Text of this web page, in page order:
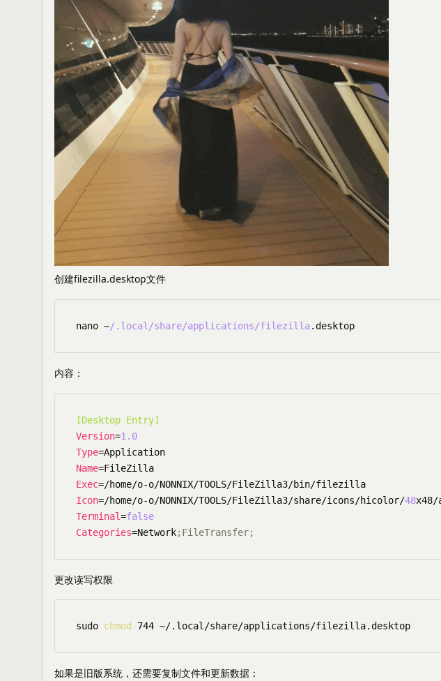
创建filezilla.desktop文件
nano ~/.local/share/applications/filezilla .desktop
内容：
[Desktop Entry]
Version=1.0
Type
=Application
Name
=FileZilla
Exec
=/home/o-o/NONNIX/TOOLS/FileZilla3/bin/filezilla
Icon=/home/o-o/NONNIX/TOOLS/FileZilla3/share/icons/hicolor/48
Terminal=false
Categories=Network;FileTransfer;
更改读写权限
sudo chmod 744 ~/.local/share/applications/filezilla.desktop
如果是旧版系统，还需要复制文件和更新数据：